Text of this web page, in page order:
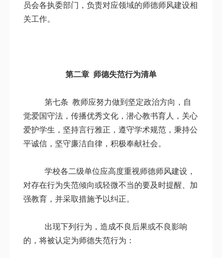
员会各执委部门，负责对应领域的师德师风建设相
关工作。
第二章 师德失范行为清单
第七条 教师应努力做到坚定政治方向，自
觉爱国守法，传播优秀文化，潜心教书育人，关心
爱护学生，坚持言行雅正，遵守学术规范，秉持公
平诚信，坚守廉洁自律，积极奉献社会。
学校各二级单位应高度重视师德师风建设，
对存在行为失范倾向或轻微不当的要及时提醒、加
强教育，并采取措施予以纠正。
出现下列行为，造成不良后果或不良影响
的，将被认定为师德失范行为：